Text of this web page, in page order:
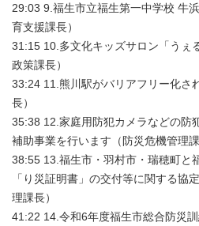
29:03 9.福生市立福生第一中学校 牛
育支援課長）
31:15 10.多文化キッズサロン「うぇ
政策課長）
33:24 11.熊川駅がバリアフリー化さ
長）
35:38 12.家庭用防犯カメラなどの防
補助事業を行います（防災危機管理課
38:55 13.福生市・羽村市・瑞穂町と
「り災証明書」の交付等に関する協
理課長）
41:22 14.令和6年度福生市総合防災